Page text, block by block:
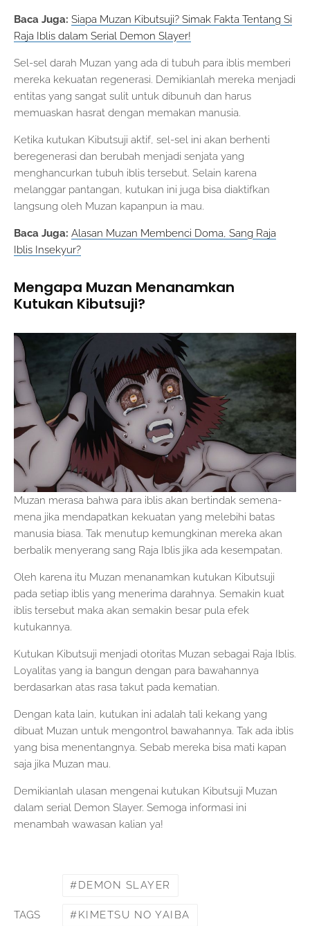
Baca Juga: Siapa Muzan Kibutsuji? Simak Fakta Tentang Si
Raja Iblis dalam Serial Demon Slayer!
Sel-sel darah Muzan yang ada di tubuh para iblis memberi
mereka kekuatan regenerasi. Demikianlah mereka menjadi
entitas yang sangat sulit untuk dibunuh dan harus
memuaskan hasrat dengan memakan manusia.
Ketika kutukan Kibutsuji aktif, sel-sel ini akan berhenti
beregenerasi dan berubah menjadi senjata yang
menghancurkan tubuh iblis tersebut. Selain karena
melanggar pantangan, kutukan ini juga bisa diaktifkan
langsung oleh Muzan kapanpun ia mau.
Baca Juga: Alasan Muzan Membenci Doma, Sang Raja
Iblis Insekyur?
Mengapa Muzan Menanamkan
Kutukan Kibutsuji?
Muzan merasa bahwa para iblis akan bertindak semena-
mena jika mendapatkan kekuatan yang melebihi batas
manusia biasa. Tak menutup kemungkinan mereka akan
berbalik menyerang sang Raja Iblis jika ada kesempatan.
Oleh karena itu Muzan menanamkan kutukan Kibutsuji
pada setiap iblis yang menerima darahnya. Semakin kuat
iblis tersebut maka akan semakin besar pula efek
kutukannya.
Kutukan Kibutsuji menjadi otoritas Muzan sebagai Raja Iblis.
Loyalitas yang ia bangun dengan para bawahannya
berdasarkan atas rasa takut pada kematian.
Dengan kata lain, kutukan ini adalah tali kekang yang
dibuat Muzan untuk mengontrol bawahannya. Tak ada iblis
yang bisa menentangnya. Sebab mereka bisa mati kapan
saja jika Muzan mau.
Demikianlah ulasan mengenai kutukan Kibutsuji Muzan
dalam serial Demon Slayer. Semoga informasi ini
menambah wawasan kalian ya!
TAGS
DEMON SLAYER
KIMETSU NO YAIBA